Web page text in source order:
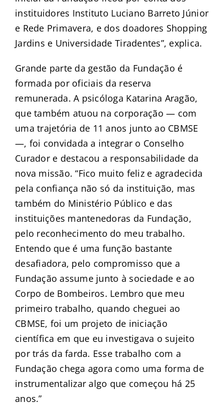
instituidores Instituto Luciano Barreto Júnior
e Rede Primavera, e dos doadores Shopping
Jardins e Universidade Tiradentes”, explica.
Grande parte da gestão da Fundação é
formada por oficiais da reserva
remunerada. A psicóloga Katarina Aragão,
que também atuou na corporação — com
uma trajetória de 11 anos junto ao CBMSE
—, foi convidada a integrar o Conselho
Curador e destacou a responsabilidade da
nova missão. “Fico muito feliz e agradecida
pela confiança não só da instituição, mas
também do Ministério Público e das
instituições mantenedoras da Fundação,
pelo reconhecimento do meu trabalho.
Entendo que é uma função bastante
desafiadora, pelo compromisso que a
Fundação assume junto à sociedade e ao
Corpo de Bombeiros. Lembro que meu
primeiro trabalho, quando cheguei ao
CBMSE, foi um projeto de iniciação
científica em que eu investigava o sujeito
por trás da farda. Esse trabalho com a
Fundação chega agora como uma forma de
instrumentalizar algo que começou há 25
anos.”